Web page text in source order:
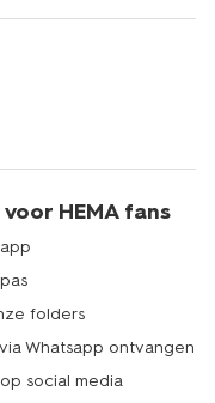
voor HEMA fans
folders
Whatsapp ontvangen
social media